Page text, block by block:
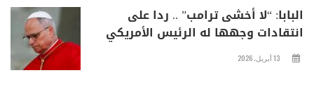
البابا: “لا أخشى ترامب” .. ردا على
انتقادات وجهها له الرئيس الأمريكي
13 أبريل، 2026